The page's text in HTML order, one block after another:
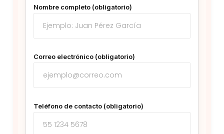
Nombre completo (obligatorio)
Correo electrónico (obligatorio)
Teléfono de contacto (obligatorio)